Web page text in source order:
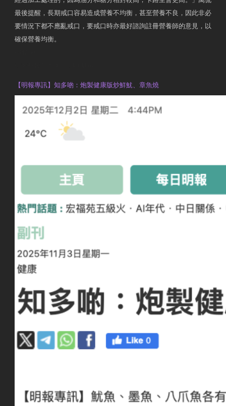
最後提醒，長期戒口容易造成營養不均衡，甚至營養不良，因此非必
要情況下都不應亂戒口，要戒口時亦最好諮詢註冊營養師的意見，以
確保營養均衡。
【明報專訊】知多啲：炮製健康版炒鮮魷、章魚燒